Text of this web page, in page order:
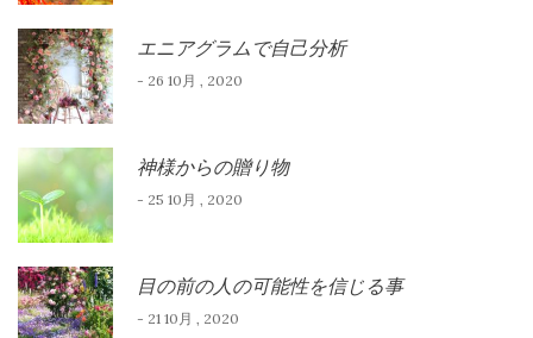
エニアグラムで自己分析
- 26 10月 , 2020
神様からの贈り物
- 25 10月 , 2020
目の前の人の可能性を信じる事
- 21 10月 , 2020